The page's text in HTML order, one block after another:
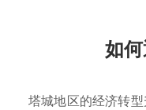
如
塔城地区的经济转